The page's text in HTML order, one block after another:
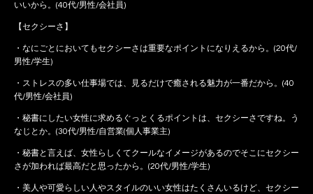
いいから。(40代/男性/会社員)
【セクシーさ】
・なにごとにおいてもセクシーさは重要なポイントになりえるから。(20代/
男性/学生)
・ストレスの多い仕事場では、見るだけで癒される魅力が一番だから。(40
代/男性/会社員)
・秘書にしたい女性に求めるぐっとくるポイントは、セクシーさですね。う
なじとか。(30代/男性/自営業(個人事業主)
・秘書と言えば、女性らしくてクールなイメージがあるのでそこにセクシー
さが加われば最高だと思ったから。(20代/男性/学生)
・美人や可愛らしい人やスタイルのいい女性はたくさんいるけど、セクシー